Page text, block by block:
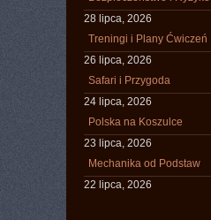
28 lipca, 2026
Treningi i Plany Ćwiczeń
26 lipca, 2026
Safari i Przygoda
24 lipca, 2026
Polska na Koszulce
23 lipca, 2026
Mechanika od Podstaw
22 lipca, 2026